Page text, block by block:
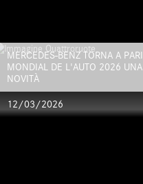
MERCEDES-BENZ TORNA A
MONDIAL DE L'AUTO 2026 UNA
NOVITÀ
12/03/2026